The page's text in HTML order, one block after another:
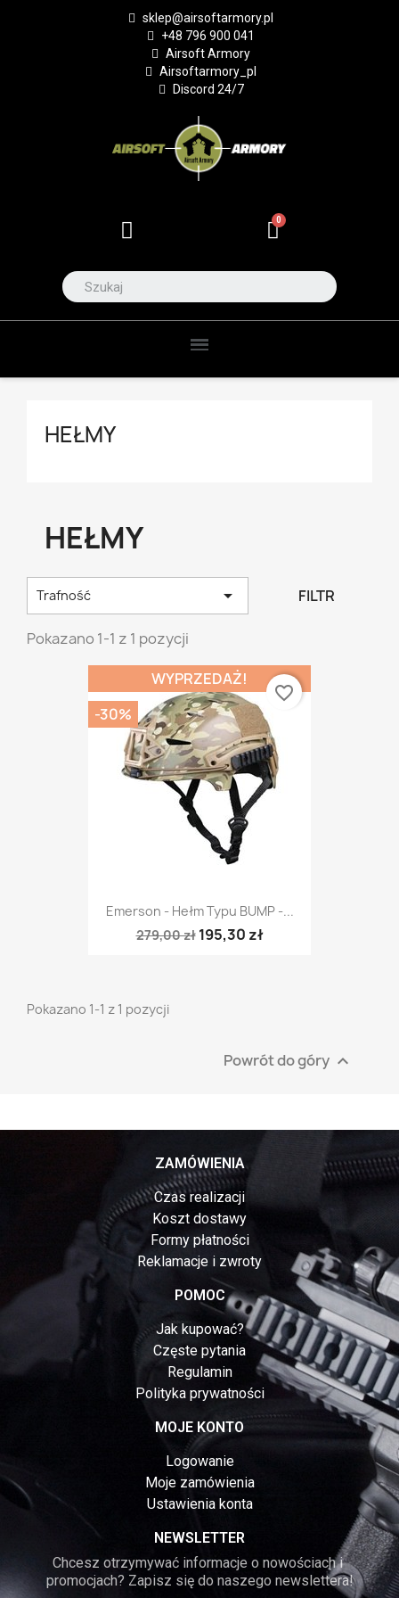
sklep@airsoftarmory.pl
+48 796 900 041
Airsoft Armory
Airsoftarmory_pl
Discord 24/7
HEŁMY
HEŁMY
Trafność  FILTR
Pokazano 1-1 z 1 pozycji
Emerson - Hełm Typu BUMP -...
279,00 zł 195,30 zł
WYPRZEDAŻ!
-30%
favorite_border
Pokazano 1-1 z 1 pozycji
Powrót do góry 
ZAMÓWIENIA
Czas realizacji
Koszt dostawy
Formy płatności
Reklamacje i zwroty
POMOC
Jak kupować?
Częste pytania
Regulamin
Polityka prywatności
MOJE KONTO
Logowanie
Moje zamówienia
Ustawienia konta
NEWSLETTER
Chcesz otrzymywać informacje o nowościach i
promocjach? Zapisz się do naszego newslettera!